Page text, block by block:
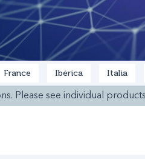
France Ibérica Italia
Please see individual